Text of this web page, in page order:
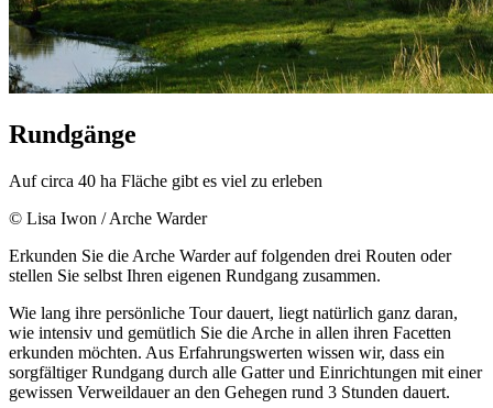
Rundgänge
Auf circa 40 ha Fläche gibt es viel zu erleben
© Lisa Iwon / Arche Warder
Erkunden Sie die Arche Warder auf folgenden drei Routen oder
stellen Sie selbst Ihren eigenen Rundgang zusammen.
Wie lang ihre persönliche Tour dauert, liegt natürlich ganz daran,
wie intensiv und gemütlich Sie die Arche in allen ihren Facetten
erkunden möchten. Aus Erfahrungswerten wissen wir, dass ein
sorgfältiger Rundgang durch alle Gatter und Einrichtungen mit einer
gewissen Verweildauer an den Gehegen rund 3 Stunden dauert.